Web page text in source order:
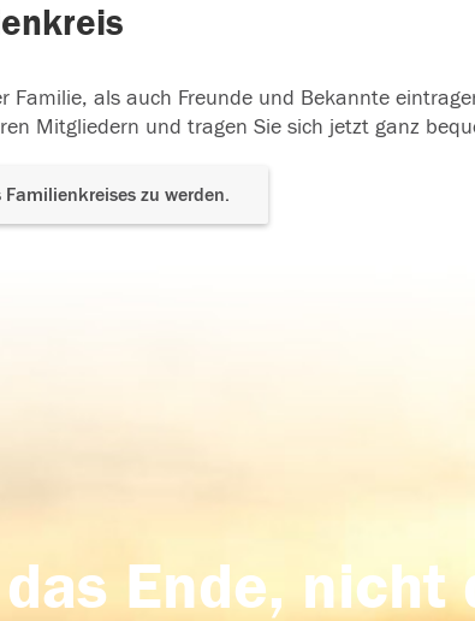
als auch Freunde und Bekannte
Mitgliedern und tragen Sie sich jetzt ganz
zu werden.
Ende, nicht